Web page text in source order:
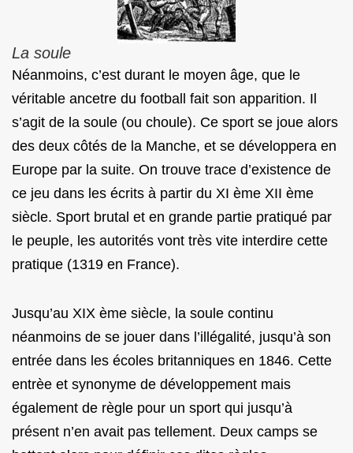
La soule
Néanmoins, c’est durant le moyen âge, que le
véritable ancetre du football fait son apparition. Il
s’agit de la soule (ou choule). Ce sport se joue alors
des deux côtés de la Manche, et se développera en
Europe par la suite. On trouve trace d’existence de
ce jeu dans les écrits à partir du XI ème XII ème
siècle. Sport brutal et en grande partie pratiqué par
le peuple, les autorités vont très vite interdire cette
pratique (1319 en France).
Jusqu’au XIX ème siècle, la soule continu
néanmoins de se jouer dans l’illégalité, jusqu’à son
entrée dans les écoles britanniques en 1846. Cette
entrèe et synonyme de développement mais
également de règle pour un sport qui jusqu’à
présent n’en avait pas tellement. Deux camps se